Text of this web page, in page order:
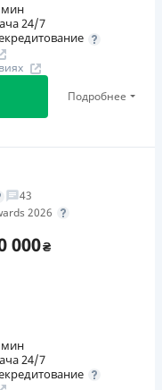
мин
24/7
Подробнее
кредит (от
400 грн
программа
43
2026
000₴
мин
24/7